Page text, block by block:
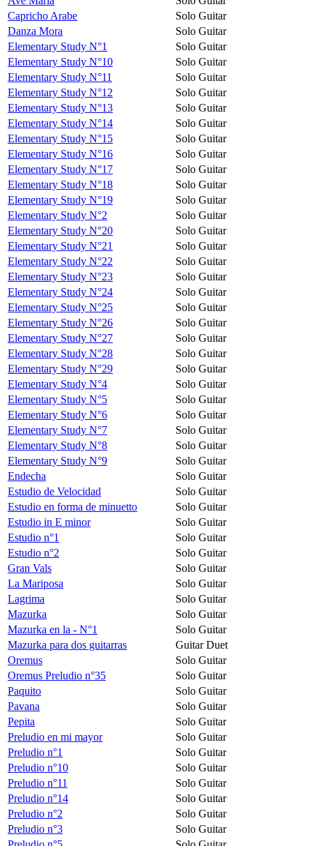
Capricho Arabe
Solo Guitar
Danza Mora
Solo Guitar
Elementary Study N°1
Solo Guitar
Elementary Study N°10
Solo Guitar
Elementary Study N°11
Solo Guitar
Elementary Study N°12
Solo Guitar
Elementary Study N°13
Solo Guitar
Elementary Study N°14
Solo Guitar
Elementary Study N°15
Solo Guitar
Elementary Study N°16
Solo Guitar
Elementary Study N°17
Solo Guitar
Elementary Study N°18
Solo Guitar
Elementary Study N°19
Solo Guitar
Elementary Study N°2
Solo Guitar
Elementary Study N°20
Solo Guitar
Elementary Study N°21
Solo Guitar
Elementary Study N°22
Solo Guitar
Elementary Study N°23
Solo Guitar
Elementary Study N°24
Solo Guitar
Elementary Study N°25
Solo Guitar
Elementary Study N°26
Solo Guitar
Elementary Study N°27
Solo Guitar
Elementary Study N°28
Solo Guitar
Elementary Study N°29
Solo Guitar
Elementary Study N°4
Solo Guitar
Elementary Study N°5
Solo Guitar
Elementary Study N°6
Solo Guitar
Elementary Study N°7
Solo Guitar
Elementary Study N°8
Solo Guitar
Elementary Study N°9
Solo Guitar
Endecha
Solo Guitar
Estudio de Velocidad
Solo Guitar
Estudio en forma de minuetto
Solo Guitar
Estudio in E minor
Solo Guitar
Estudio n°1
Solo Guitar
Estudio n°2
Solo Guitar
Gran Vals
Solo Guitar
La Mariposa
Solo Guitar
Lagrima
Solo Guitar
Mazurka
Solo Guitar
Mazurka en la - N°1
Solo Guitar
Mazurka para dos guitarras
Guitar Duet
Oremus
Solo Guitar
Oremus Preludio n°35
Solo Guitar
Paquito
Solo Guitar
Pavana
Solo Guitar
Pepita
Solo Guitar
Preludio en mi mayor
Solo Guitar
Preludio n°1
Solo Guitar
Preludio n°10
Solo Guitar
Preludio n°11
Solo Guitar
Preludio n°14
Solo Guitar
Preludio n°2
Solo Guitar
Preludio n°3
Solo Guitar